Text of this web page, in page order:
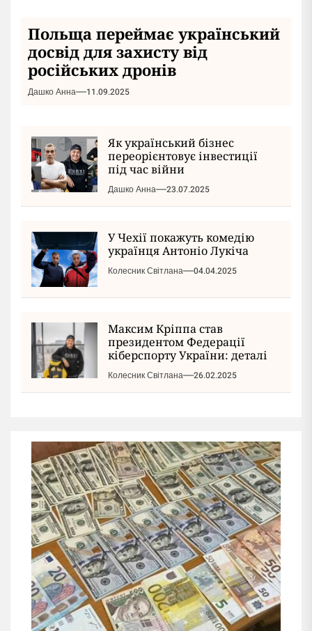
Польща переймає український
досвід для захисту від
російських дронів
Дашко Анна 11.09.2025
Як український бізнес
переорієнтовує інвестиції
під час війни
Дашко Анна 23.07.2025
У Чехії покажуть комедію
українця Антоніо Лукіча
Колесник Світлана 04.04.2025
Максим Кріппа став
президентом Федерації
кіберспорту України: деталі
Колесник Світлана 26.02.2025